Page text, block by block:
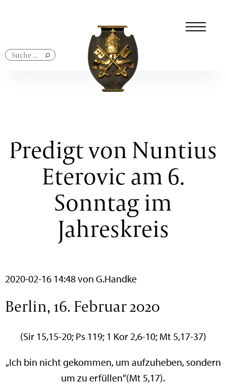
Predigt von Nuntius
Eterovic am 6.
Sonntag im
Jahreskreis
2020-02-16 14:48von G.Handke
Berlin, 16. Februar 2020
(Sir 15,15-20; Ps 119; 1 Kor 2,6-10; Mt 5,17-37)
„Ich bin nicht gekommen, um aufzuheben, sondern
um zu erfüllen“(Mt 5,17).